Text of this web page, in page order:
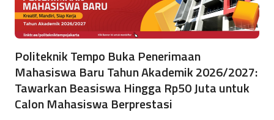
Politeknik Tempo Buka Penerimaan
Mahasiswa Baru Tahun Akademik 2026/2027:
Tawarkan Beasiswa Hingga Rp50 Juta untuk
Calon Mahasiswa Berprestasi